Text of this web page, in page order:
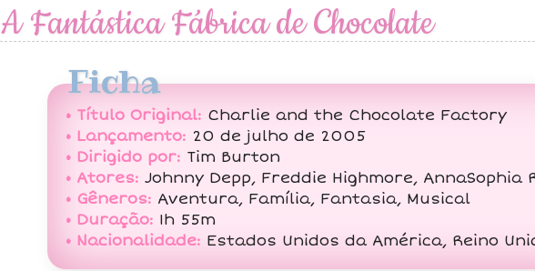
A Fantástica Fábrica de Chocolate
Ficha
• Título Original: Charlie and the Chocolate Factory
• Lançamento: 20 de julho de 2005
• Dirigido por: Tim Burton
• Atores: Johnny Depp, Freddie Highmore, AnnaSophia
• Gêneros: Aventura, Família, Fantasia, Musical
• Duração: 1h 55m
• Nacionalidade: Estados Unidos da América, Reino